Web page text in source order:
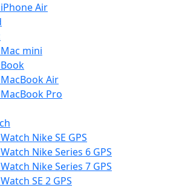
Air
mini
Air
Pro
Nike SE GPS
Nike Series 6 GPS
Nike Series 7 GPS
SE 2 GPS